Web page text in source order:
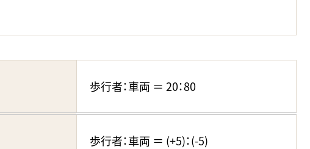
歩行者：車両 ＝ 20：80
歩行者：車両 ＝ (+5)：(-5)